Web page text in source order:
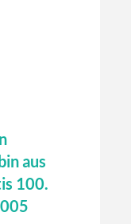
aus
100.